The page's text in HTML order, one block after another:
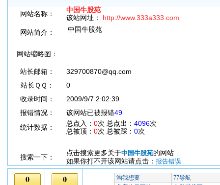
网站名称：
中国牛股苑
该站网址： http://www.333a333.com
网站简介：
中国牛股苑
网站缩略图：
站长邮箱：
329700870@qq.com
站长ＱＱ：
0
收录时间：
2009/9/7 2:02:39
报错情况：
该网站已被报错49
统计数据：
总点入： 0次 总点出： 4096次
总被顶： 0次 总被踩： 0次
搜索一下：
点击搜索更多关于中国牛股苑的网站
如果你打不开该网站请点击： 报告错误